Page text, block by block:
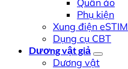
Phụ kiện
Xung điện eSTIM
Dụng cụ CBT
Dương vật giả
Dương vật